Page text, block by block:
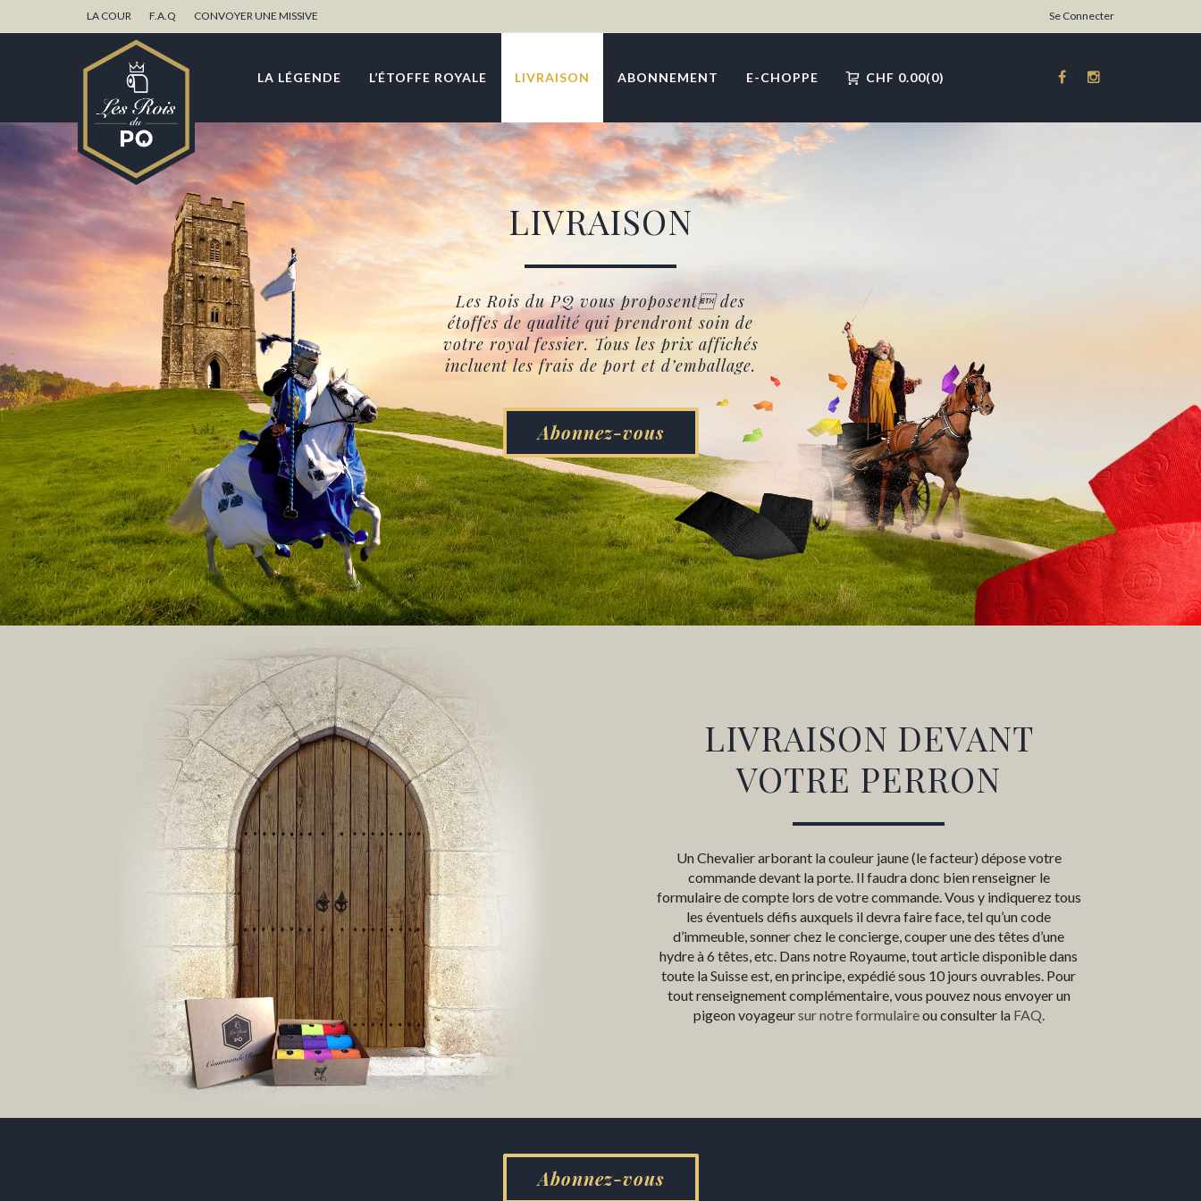
LA COUR F.A.Q CONVOYER UNE MISSIVE Se Connecter
LA LÉGENDE L’ÉTOFFE ROYALE LIVRAISON ABONNEMENT E-CHOPPE CHF 0.00 0
LIVRAISON
Les Rois du PQ vous proposent des
étoffes de qualité qui prendront soin de
votre royal fessier. Tous les prix affichés
incluent les frais de port et d’emballage.
Abonnez-vous
LIVRAISON DEVANT
VOTRE PERRON
Un Chevalier arborant la couleur jaune (le facteur) dépose votre
commande devant la porte. Il faudra donc bien renseigner le
formulaire de compte lors de votre commande. Vous y indiquerez tous
les éventuels défis auxquels il devra faire face, tel qu’un code
d’immeuble, sonner chez le concierge, couper une des têtes d’une
hydre à 6 têtes, etc. Dans notre Royaume, tout article disponible dans
toute la Suisse est, en principe, expédié sous 10 jours ouvrables. Pour
tout renseignement complémentaire, vous pouvez nous envoyer un
pigeon voyageursur notre formulaireou consulter la FAQ.
Abonnez-vous